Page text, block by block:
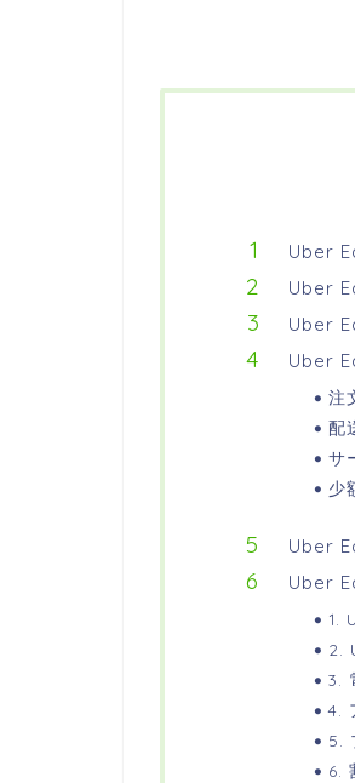
Uber
Uber
Uber
Uber
注
配
サ
少
Uber
Uber
1.
2.
3.
4.
5.
6.